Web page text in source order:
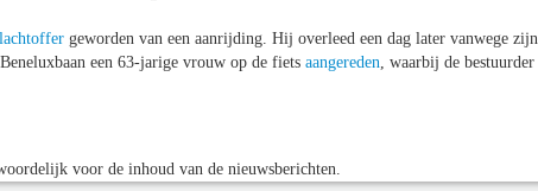
geworden van een aanrijding. Hij overleed een dag later vanwege zijn
een 63-jarige vrouw op de fiets aangereden , waarbij de bestuurder
voor de inhoud van de nieuwsberichten.